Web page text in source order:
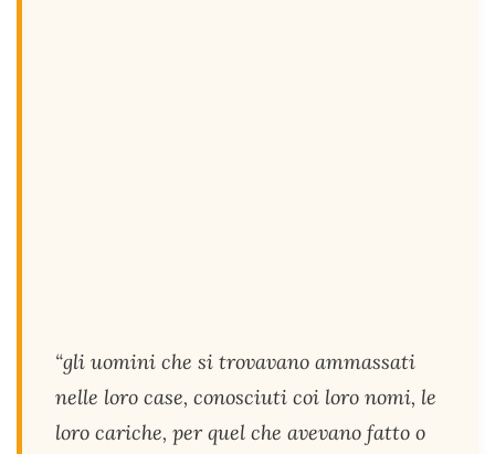
“gli uomini che si trovavano ammassati
nelle loro case, conosciuti coi loro nomi, le
loro cariche, per quel che avevano fatto o